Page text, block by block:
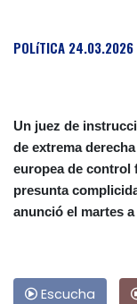
POLíTICA 24.03.2026
Un juez de
de extrema
europea de control
presunta
anunció el martes
Escucha